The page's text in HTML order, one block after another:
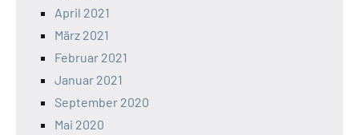
April 2021
März 2021
Februar 2021
Januar 2021
September 2020
Mai 2020